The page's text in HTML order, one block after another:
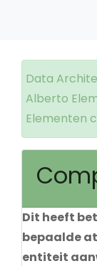
Data
Alberto
Elementen
Dit heeft
bepaalde
entiteit